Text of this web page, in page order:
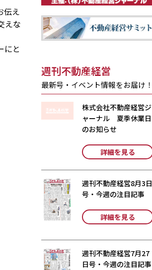
伝え
えな
にと
週刊不動産経営
最新号・イベント情報をお届け！
株式会社不動産経営ジ
ャーナル 夏季休業日
のお知らせ
詳細を見る
週刊不動産経営8月3日
号・今週の注目記事
詳細を見る
週刊不動産経営7月27
日号・今週の注目記事